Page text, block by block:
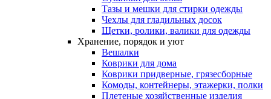
Тазы и мешки для стирки одежды
Чехлы для гладильных досок
Щетки, ролики, валики для одежды
Хранение, порядок и уют
Вешалки
Коврики для дома
Коврики придверные, грязесборные
Комоды, контейнеры, этажерки, полки
Плетеные хозяйственные изделия